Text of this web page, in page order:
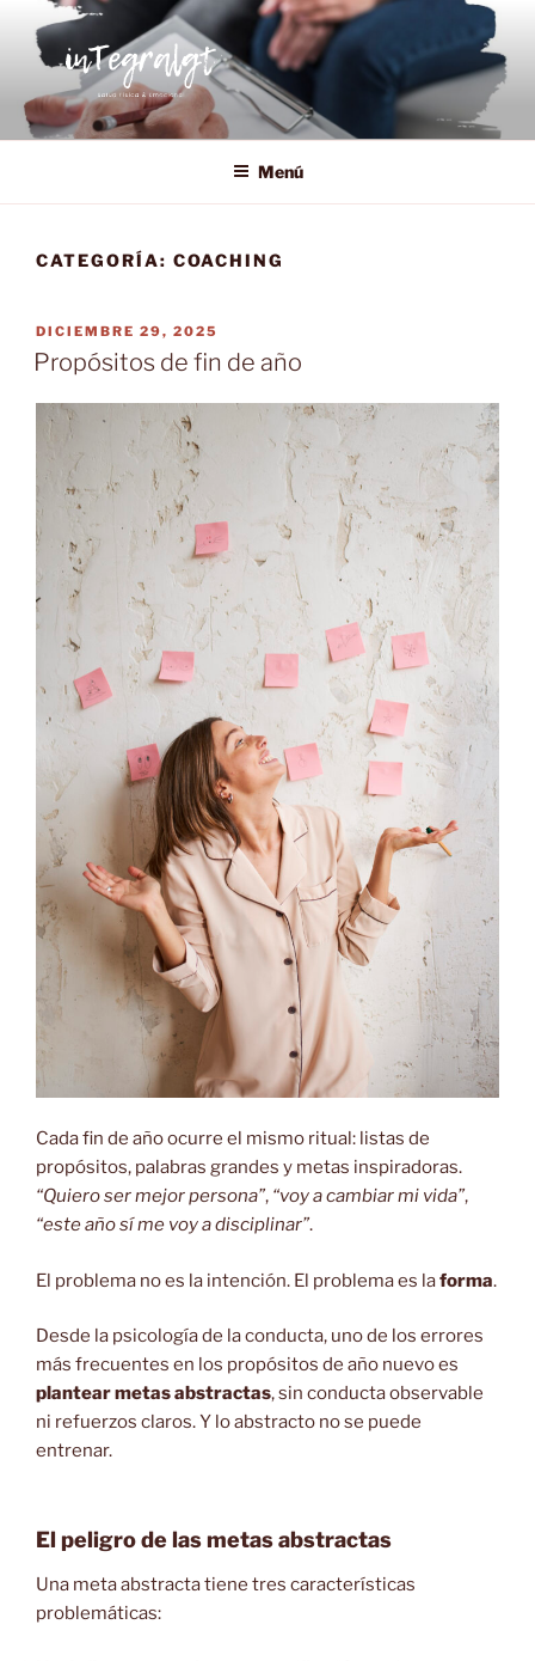
contenido
INTEGRALGT
Salud física y emocional, desarrollo personal y bienestar
Menú
CATEGORÍA: COACHING
PUBLICADO
EL
DICIEMBRE 29, 2025
Propósitos de fin de año
Cada fin de año ocurre el mismo ritual: listas de
propósitos, palabras grandes y metas inspiradoras.
“Quiero ser mejor persona”, “voy a cambiar mi vida”,
“este año sí me voy a disciplinar”.
El problema no es la intención. El problema es laforma.
Desde la psicología de la conducta, uno de los errores
más frecuentes en los propósitos de año nuevo es
plantear metas abstractas, sin conducta observable
ni refuerzos claros. Y lo abstracto no se puede
entrenar.
El peligro de las metas abstractas
Una meta abstracta tiene tres características
problemáticas: